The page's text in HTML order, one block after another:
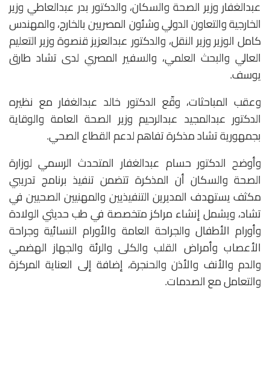
عبدالغفار وزير الصحة والسكان، والدكتور بدر عبدالعاطي وزير
الخارجية والتعاون الدولي وشئون المصريين بالخارج، والمهندس
كامل الوزير وزير النقل، والدكتور عبدالعزيز قنصوة وزير التعليم
العالي والبحث العلمي، والسفير المصري لدى تشاد طارق
يوسف.
وعقب المباحثات، وقّع الدكتور خالد عبدالغفار مع نظيره
الدكتور عبدالمجيد عبدالرحيم وزير الصحة العامة والوقاية
بجمهورية تشاد مذكرة تفاهم لدعم القطاع الصحي.
وأوضح الدكتور حسام عبدالغفار المتحدث الرسمي لوزارة
الصحة والسكان أن المذكرة تتضمن تنفيذ برنامج تدريبي
مكثف يستهدف المديرين التنفيذيين والمهنيين الصحيين في
تشاد، ويشمل إنشاء مراكز متخصصة في طب حديثي الولادة
وأورام الأطفال والجراحة العامة والأورام النسائية وجراحة
الأعصاب وأمراض القلب والكلى والرئة والجهاز الهضمي
والدم والأنف والأذن والحنجرة، إضافة إلى العناية المركزة
والتعامل مع الصدمات.